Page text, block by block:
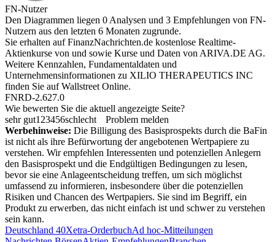
FN-Nutzer
Den Diagrammen liegen 0 Analysen und 3 Empfehlungen von FN-
Nutzern aus den letzten 6 Monaten zugrunde.
Sie erhalten auf FinanzNachrichten.de kostenlose Realtime-
Aktienkurse von und sowie Kurse und Daten von ARIVA.DE AG.
Weitere Kennzahlen, Fundamentaldaten und
Unternehmensinformationen zu XILIO THERAPEUTICS INC
finden Sie aufWallstreet Online.
FNRD-2.627.0
Wie bewerten Sie die aktuell angezeigte Seite?
sehr gut1 23456schlecht
Problem melden
Werbehinweise: Die Billigung des Basisprospekts durch die BaFin
ist nicht als ihre Befürwortung der angebotenen Wertpapiere zu
verstehen. Wir empfehlen Interessenten und potenziellen Anlegern
den Basisprospekt und die Endgültigen Bedingungen zu lesen,
bevor sie eine Anlageentscheidung treffen, um sich möglichst
umfassend zu informieren, insbesondere über die potenziellen
Risiken und Chancen des Wertpapiers. Sie sind im Begriff, ein
Produkt zu erwerben, das nicht einfach ist und schwer zu verstehen
sein kann.
Deutschland 40Xetra-OrderbuchAd hoc-Mitteilungen